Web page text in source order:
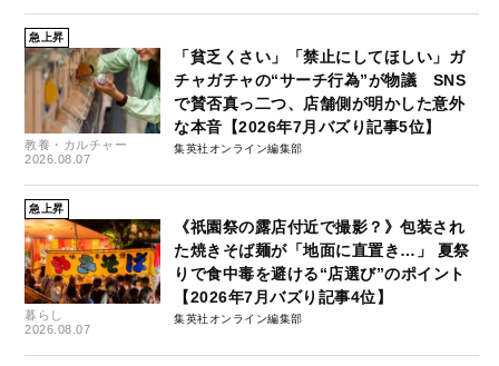
急上昇
教養・カルチャー
2026.08.07
「貧乏くさい」「禁止にしてほしい」ガ
チャガチャの“サーチ行為”が物議 SNS
で賛否真っ二つ、店舗側が明かした意外
な本音【2026年7月バズり記事5位】
集英社オンライン編集部
急上昇
暮らし
2026.08.07
《祇園祭の露店付近で撮影？》包装され
た焼きそば麺が「地面に直置き…」 夏祭
りで食中毒を避ける“店選び”のポイント
【2026年7月バズり記事4位】
集英社オンライン編集部